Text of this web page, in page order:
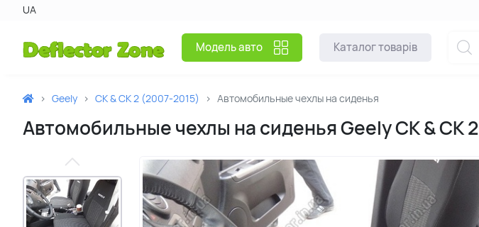
UA
Модель авто Каталог товарів
Geely CK & CK 2 (2007-2015) Автомобильные чехлы на сиденья
Автомобильные чехлы на сиденья Geely CK & CK 2